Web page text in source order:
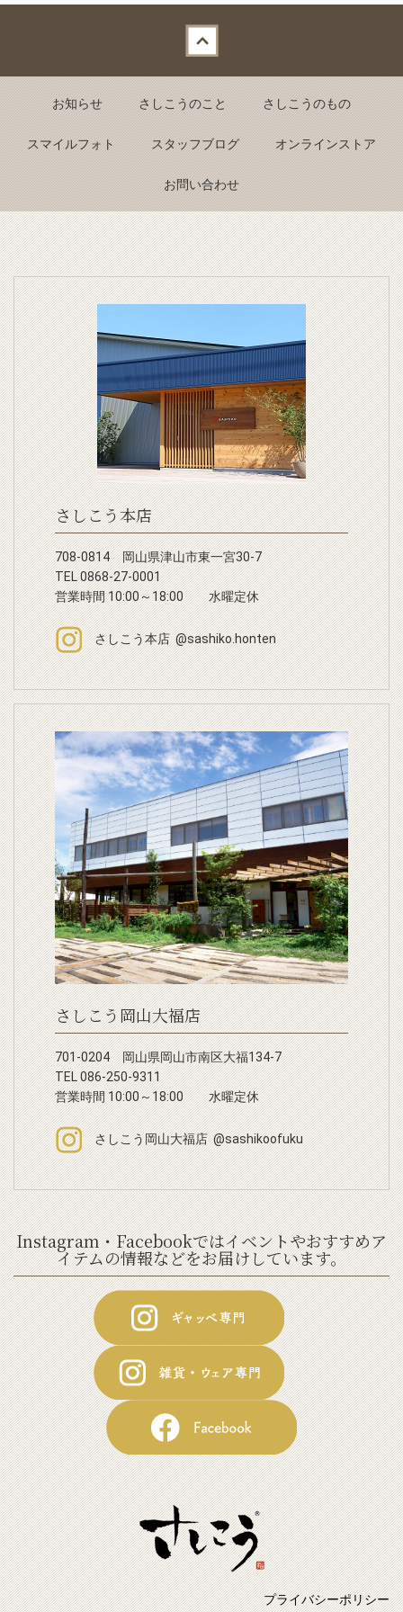
お知らせ さしこうのこと さしこうのもの
スマイルフォト スタッフブログ オンラインストア
お問い合わせ
さしこう本店
708-0814 岡山県津山市東一宮30-7
TEL 0868-27-0001
営業時間 10:00～18:00 水曜定休
さしこう本店 @sashiko.honten
さしこう岡山大福店
701-0204 岡山県岡山市南区大福134-7
TEL 086-250-9311
営業時間 10:00～18:00 水曜定休
さしこう岡山大福店 @sashikoofuku
Instagram・Facebookではイベントやおすすめア
イテムの情報などをお届けしています。
プライバシーポリシー
Back to top